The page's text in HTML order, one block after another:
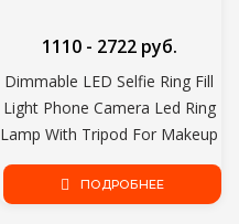
Dimmable LED Selfie Ring Fill
Light Phone Camera Led Ring
Lamp With Tripod For Makeup
Video Live Aro De Luz Para
Hacer Tik Tok
1110 - 2722 руб.
ПОДРОБНЕЕ